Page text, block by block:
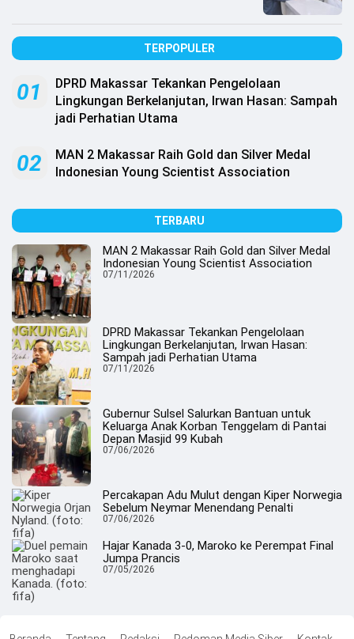
TERPOPULER
01
DPRD Makassar Tekankan Pengelolaan
Lingkungan Berkelanjutan, Irwan Hasan: Sampah
jadi Perhatian Utama
02
MAN 2 Makassar Raih Gold dan Silver Medal
Indonesian Young Scientist Association
TERBARU
MAN 2 Makassar Raih Gold dan Silver Medal
Indonesian Young Scientist Association
07/11/2026
DPRD Makassar Tekankan Pengelolaan
Lingkungan Berkelanjutan, Irwan Hasan:
Sampah jadi Perhatian Utama
07/11/2026
Gubernur Sulsel Salurkan Bantuan untuk
Keluarga Anak Korban Tenggelam di Pantai
Depan Masjid 99 Kubah
07/06/2026
Percakapan Adu Mulut dengan Kiper Norwegia
Sebelum Neymar Menendang Penalti
07/06/2026
Hajar Kanada 3-0, Maroko ke Perempat Final
Jumpa Prancis
07/05/2026